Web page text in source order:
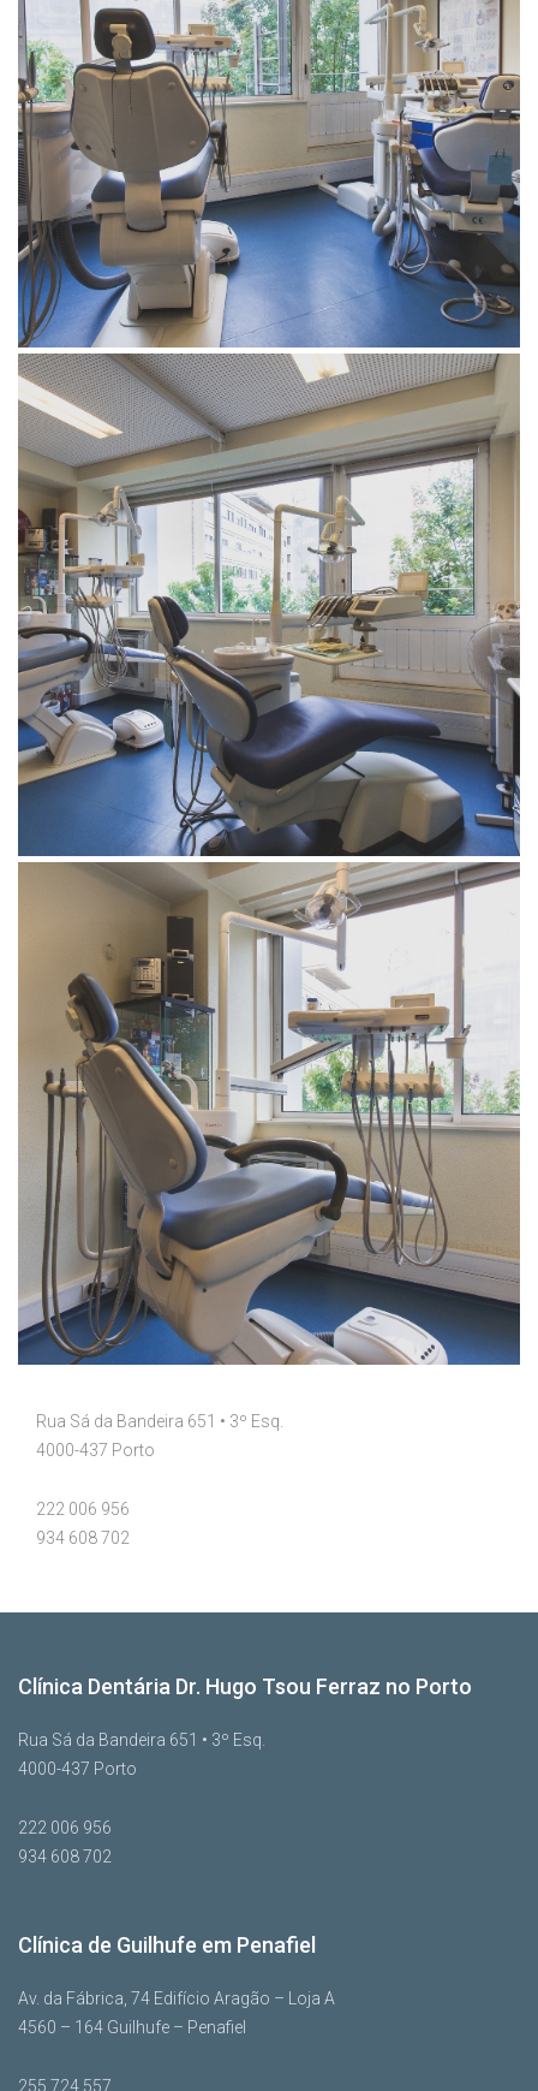
Rua Sá da Bandeira 651 • 3º Esq.
4000-437 Porto
222 006 956
934 608 702
Clínica Dentária Dr. Hugo Tsou Ferraz no Porto
Rua Sá da Bandeira 651 • 3º Esq.
4000-437 Porto
222 006 956
934 608 702
Clínica de Guilhufe em Penafiel
Av. da Fábrica, 74 Edifício Aragão – Loja A
4560 – 164 Guilhufe – Penafiel
255 724 557